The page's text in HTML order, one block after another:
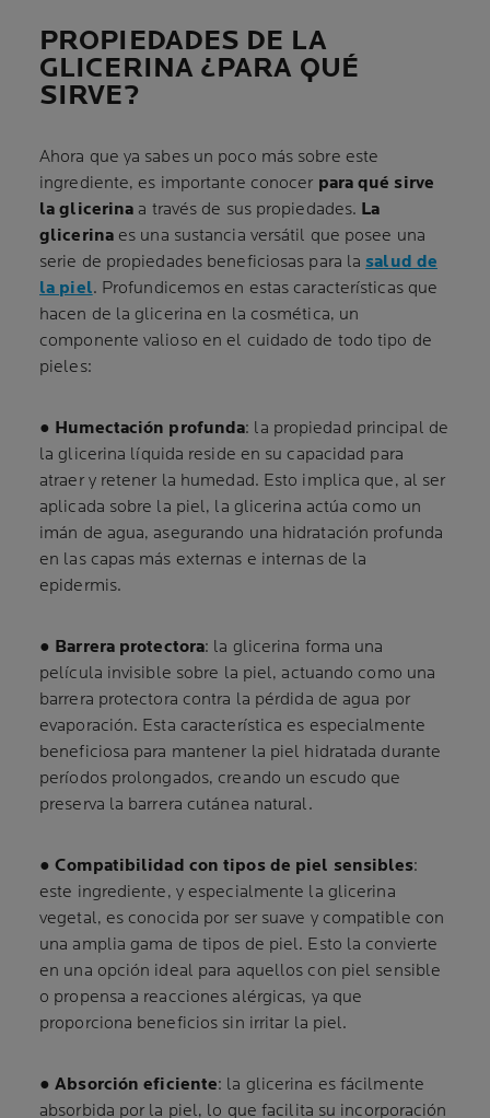
PROPIEDADES DE LA
GLICERINA ¿PARA QUÉ
SIRVE?
Ahora que ya sabes un poco más sobre este
ingrediente, es importante conocer para qué sirve
la glicerina a través de sus propiedades. La
glicerinaes una sustancia versátil que posee una
serie de propiedades beneficiosas para la salud de
la piel. Profundicemos en estas características que
hacen de la glicerina en la cosmética, un
componente valioso en el cuidado de todo tipo de
pieles:
● Humectación profunda: la propiedad principal de
la glicerina líquida reside en su capacidad para
atraer y retener la humedad. Esto implica que, al ser
aplicada sobre la piel, la glicerina actúa como un
imán de agua, asegurando una hidratación profunda
en las capas más externas e internas de la
epidermis.
● Barrera protectora: la glicerina forma una
película invisible sobre la piel, actuando como una
barrera protectora contra la pérdida de agua por
evaporación. Esta característica es especialmente
beneficiosa para mantener la piel hidratada durante
períodos prolongados, creando un escudo que
preserva la barrera cutánea natural.
●Compatibilidad con tipos de piel sensibles:
este ingrediente, y especialmente la glicerina
vegetal, es conocida por ser suave y compatible con
una amplia gama de tipos de piel. Esto la convierte
en una opción ideal para aquellos con piel sensible
o propensa a reacciones alérgicas, ya que
proporciona beneficios sin irritar la piel.
●Absorción eficiente: la glicerina es fácilmente
absorbida por la piel, lo que facilita su incorporación